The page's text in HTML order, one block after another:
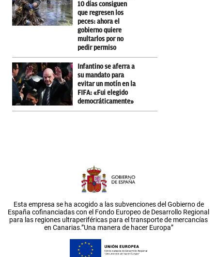
10 días consiguen
que regresen los
peces: ahora el
gobierno quiere
multarlos por no
pedir permiso
Infantino se aferra a
su mandato para
evitar un motín en la
FIFA: «Fui elegido
democráticamente»
Esta empresa se ha acogido a las subvenciones del Gobierno de
España cofinanciadas con el Fondo Europeo de Desarrollo Regional
para las regiones ultraperiféricas para el transporte de mercancías
en Canarias.”Una manera de hacer Europa”